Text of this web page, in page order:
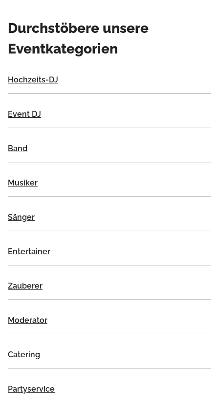
Durchstöbere unsere
Eventkategorien
Hochzeits-DJ
Event DJ
Band
Musiker
Sänger
Entertainer
Zauberer
Moderator
Catering
Partyservice